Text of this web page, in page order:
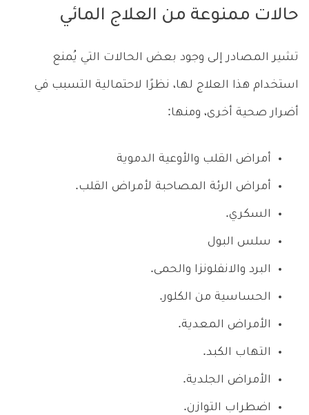
حالات ممنوعة من العلاج المائي
تشير المصادر إلى وجود بعض الحالات التي يُمنع
استخدام هذا العلاج لها، نظرًا لاحتمالية التسبب في
أضرار صحية أخرى، ومنها:
أمراض القلب والأوعية الدموية
أمراض الرئة المصاحبة لأمراض القلب.
السكري.
سلس البول
البرد والانفلونزا والحمى.
الحساسية من الكلور.
الأمراض المعدية.
التهاب الكبد.
الأمراض الجلدية.
اضطراب التوازن.